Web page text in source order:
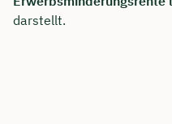
darstellt.